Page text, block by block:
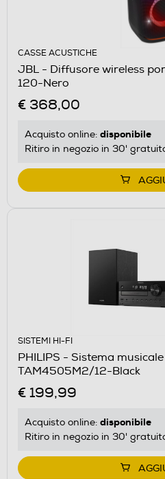
CASSE ACUSTICHE
JBL - Diffusore wireless
120-Nero
€ 368,00
Acquisto online: disponibile
Ritiro in negozio in 30'
SISTEMI HI-FI
PHILIPS - Sistema
TAM4505M2/12-Black
€ 199,99
Acquisto online: disponibile
Ritiro in negozio in 30'